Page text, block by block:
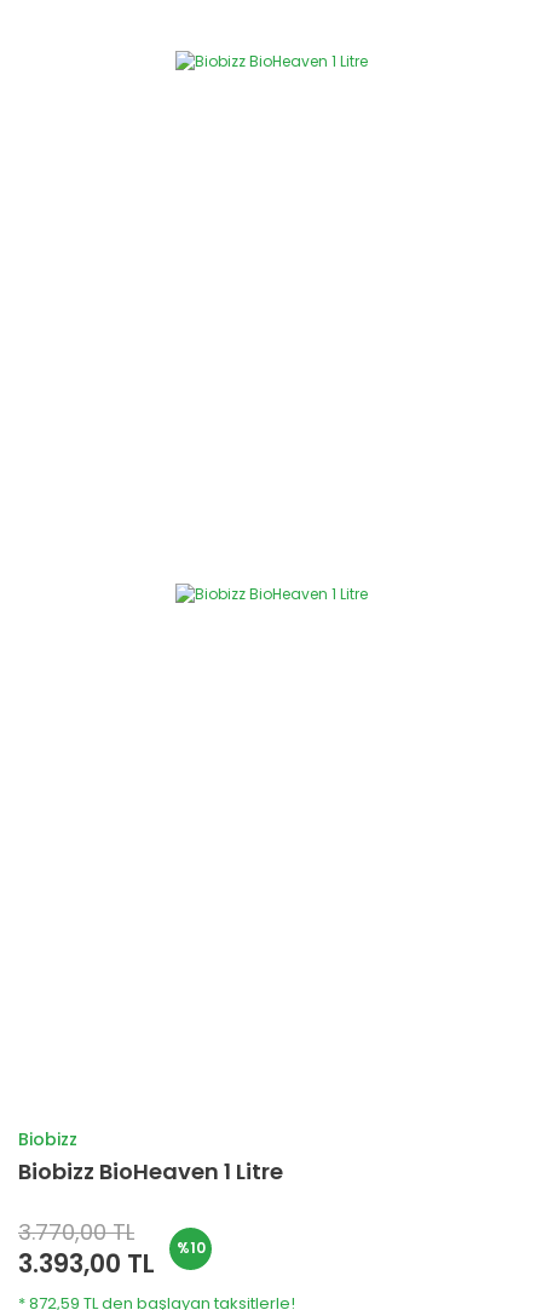
Biobizz
Biobizz BioHeaven 1 Litre
3.770,00 TL
3.393,00 TL %10
* 872,59 TL den başlayan taksitlerle!